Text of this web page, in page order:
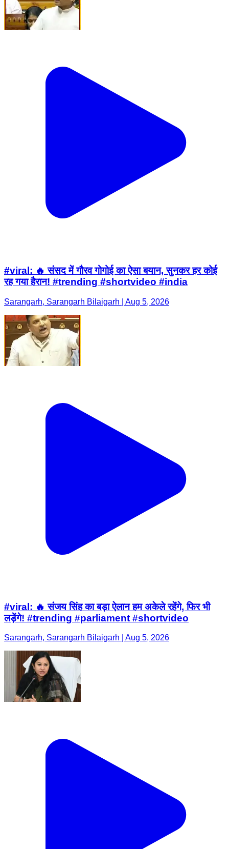
#viral: 🔥 संसद में गौरव गोगोई का ऐसा बयान, सुनकर हर कोई
रह गया हैरान! #trending #shortvideo #india
Sarangarh, Sarangarh Bilaigarh | Aug 5, 2026
#viral: 🔥 संजय सिंह का बड़ा ऐलान हम अकेले रहेंगे, फिर भी
लड़ेंगे! #trending #parliament #shortvideo
Sarangarh, Sarangarh Bilaigarh | Aug 5, 2026